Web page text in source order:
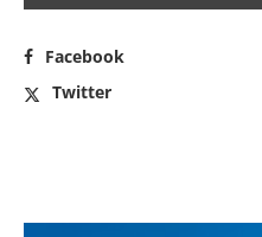
Facebook
Twitter